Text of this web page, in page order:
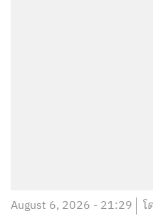
August 6, 2026 - 21:29 โ